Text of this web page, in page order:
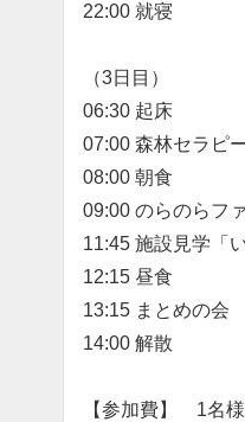
22:00 就寝
（3日目）
06:30 起床
07:00 森林セラピ
08:00 朝食
09:00 のらのらフ
11:45 施設見学「
12:15 昼食
13:15 まとめの会
14:00 解散
【参加費】 1名